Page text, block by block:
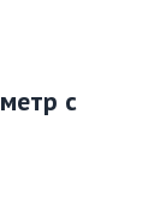
с